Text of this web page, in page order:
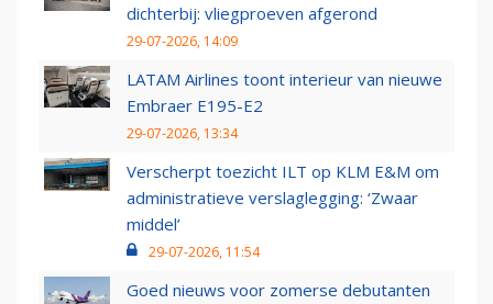
dichterbij: vliegproeven afgerond
29-07-2026, 14:09
LATAM Airlines toont interieur van nieuwe
Embraer E195-E2
29-07-2026, 13:34
Verscherpt toezicht ILT op KLM E&M om
administratieve verslaglegging: ‘Zwaar
middel’
29-07-2026, 11:54
Goed nieuws voor zomerse debutanten